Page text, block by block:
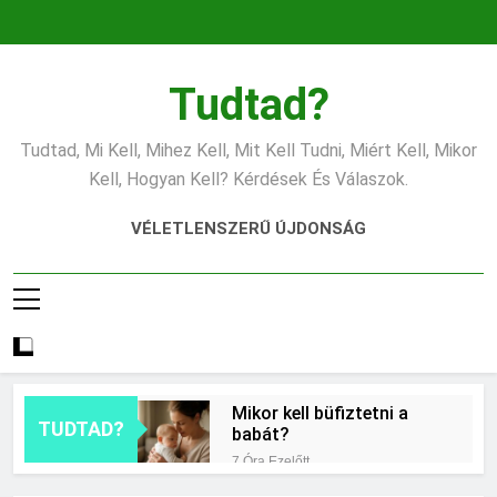
Tudtad?
Tudtad, Mi Kell, Mihez Kell, Mit Kell Tudni, Miért Kell, Mikor
Kell, Hogyan Kell? Kérdések És Válaszok.
VÉLETLENSZERŰ ÚJDONSÁG
TUDTAD?
Mikor kell büfiztetni a
babát?
7 Óra Ezelőtt